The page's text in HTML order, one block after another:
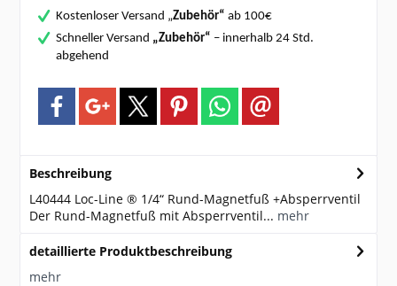
Kostenloser Versand „Zubehör“ ab 100€
Schneller Versand „Zubehör“ – innerhalb 24 Std.
abgehend
Beschreibung
L40444 Loc-Line ® 1/4“ Rund-Magnetfuß +Absperrventil
Der Rund-Magnetfuß mit Absperrventil... mehr
detaillierte Produktbeschreibung
mehr